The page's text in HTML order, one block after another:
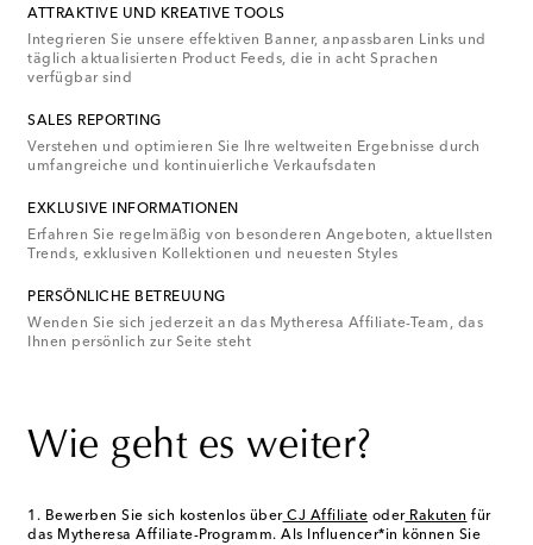
ATTRAKTIVE UND KREATIVE TOOLS
Integrieren Sie unsere effektiven Banner, anpassbaren Links und
täglich aktualisierten Product Feeds, die in acht Sprachen
verfügbar sind
SALES REPORTING
Verstehen und optimieren Sie Ihre weltweiten Ergebnisse durch
umfangreiche und kontinuierliche Verkaufsdaten
EXKLUSIVE INFORMATIONEN
Erfahren Sie regelmäßig von besonderen Angeboten, aktuellsten
Trends, exklusiven Kollektionen und neuesten Styles
PERSÖNLICHE BETREUUNG
Wenden Sie sich jederzeit an das Mytheresa Affiliate-Team, das
Ihnen persönlich zur Seite steht
Wie geht es weiter?
Bewerben Sie sich kostenlos überCJ Affiliate oderRakuten für
das Mytheresa Affiliate-Programm. Als Influencer*in können Sie